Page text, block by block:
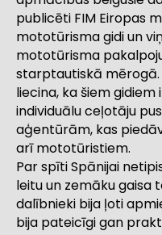
publicēti FIM Eiropas
mototūrisma gidi un
mototūrisma
starptautiskā mērogā.
liecina, ka šiem
individuālu ceļotāju
aģentūrām, kas
arī mototūristiem.
Par spīti Spānijai
leitu un zemāku
dalībnieki bija ļoti
bija pateicīgi gan